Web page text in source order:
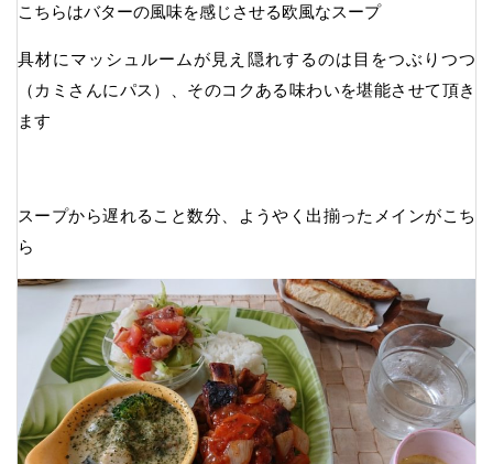
こちらはバターの風味を感じさせる欧風なスープ
具材にマッシュルームが見え隠れするのは目をつぶりつつ
（カミさんにパス）、そのコクある味わいを堪能させて頂き
ます
スープから遅れること数分、ようやく出揃ったメインがこち
ら